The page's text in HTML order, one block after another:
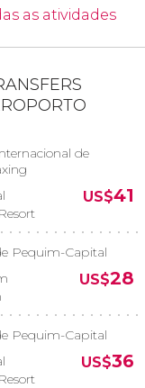
dos
no
Lamas
as atividades
de
US$41
Pequim-Capital
US$28
Pequim-Capital
US$36